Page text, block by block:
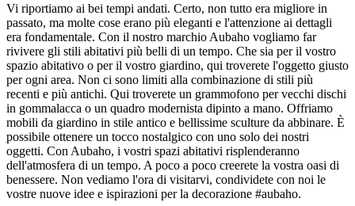
Vi riportiamo ai bei tempi andati. Certo, non tutto era migliore in
passato, ma molte cose erano più eleganti e l'attenzione ai dettagli
era fondamentale. Con il nostro marchio Aubaho vogliamo far
rivivere gli stili abitativi più belli di un tempo. Che sia per il vostro
spazio abitativo o per il vostro giardino, qui troverete l'oggetto giusto
per ogni area. Non ci sono limiti alla combinazione di stili più
recenti e più antichi. Qui troverete un grammofono per vecchi dischi
in gommalacca o un quadro modernista dipinto a mano. Offriamo
mobili da giardino in stile antico e bellissime sculture da abbinare. È
possibile ottenere un tocco nostalgico con uno solo dei nostri
oggetti. Con Aubaho, i vostri spazi abitativi risplenderanno
dell'atmosfera di un tempo. A poco a poco creerete la vostra oasi di
benessere. Non vediamo l'ora di visitarvi, condividete con noi le
vostre nuove idee e ispirazioni per la decorazione #aubaho.